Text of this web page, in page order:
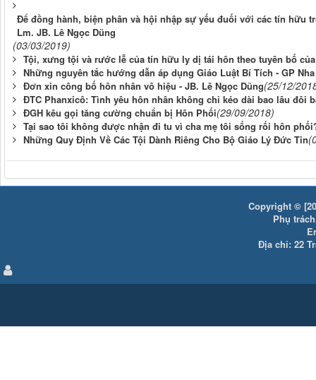
Để đồng hành, biện phân và hội nhập sự yếu đuối với các tín hữu
Lm. JB. Lê Ngọc Dũng
(03/03/2019)
Tội, xưng tội và rước lễ của tín hữu ly dị tái hôn theo tuyên bố của
Những nguyên tắc hướng dẫn áp dụng Giáo Luật Bí Tích - GP
Đơn xin công bố hôn nhân vô hiệu - JB. Lê Ngọc Dũng(25/12/
ĐTC Phanxicô: Tình yêu hôn nhân không chỉ kéo dài bao lâu đôi
ĐGH kêu gọi tăng cường chuẩn bị Hôn Phối(29/09/2018)
Tại sao tôi không được nhận đi tu vì cha mẹ tôi sống rối hôn
Những Quy Định Về Các Tội Dành Riêng Cho Bộ Giáo Lý Đức Tin
Copyright ©
Phụ
Địa chỉ: 22